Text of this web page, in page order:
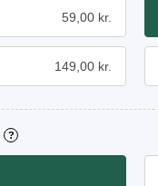
59,00 kr.
149,00 kr.
?